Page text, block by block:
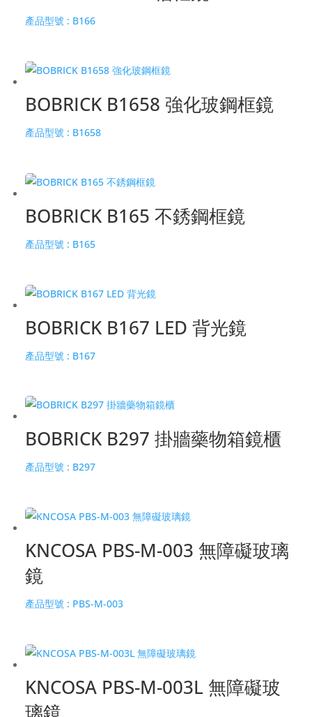
產品型號 : B166
BOBRICK B1658 強化玻鋼框鏡
產品型號 : B1658
BOBRICK B165 不銹鋼框鏡
產品型號 : B165
BOBRICK B167 LED 背光鏡
產品型號 : B167
BOBRICK B297 掛牆藥物箱鏡櫃
產品型號 : B297
KNCOSA PBS-M-003 無障礙玻璃
鏡
產品型號 : PBS-M-003
KNCOSA PBS-M-003L 無障礙玻